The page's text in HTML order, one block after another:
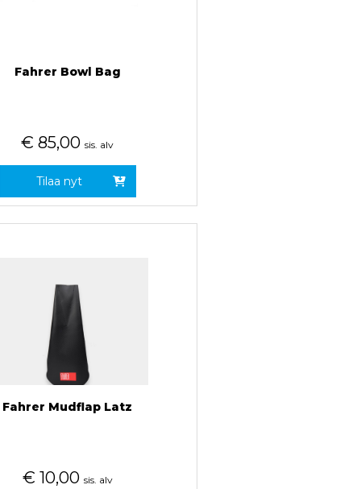
Fahrer Bowl Bag
€ 85,00 sis. alv
Tilaa nyt
Fahrer Mudflap Latz
€ 10,00 sis. alv